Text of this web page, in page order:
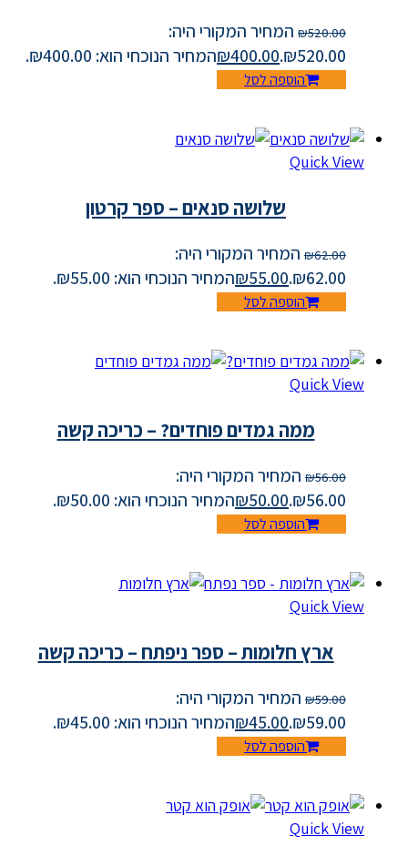
₪520.00
המחיר המקורי היה:
₪520.00.
₪400.00 המחיר הנוכחי הוא: ₪400.00.
הוספה לסל
Quick View
שלושה סנאים – ספר קרטון
₪62.00
המחיר המקורי היה:
₪62.00.
₪55.00 המחיר הנוכחי הוא: ₪55.00.
הוספה לסל
Quick View
ממה גמדים פוחדים? – כריכה קשה
₪56.00
המחיר המקורי היה:
₪56.00.
₪50.00 המחיר הנוכחי הוא: ₪50.00.
הוספה לסל
Quick View
ארץ חלומות – ספר ניפתח – כריכה קשה
₪59.00
המחיר המקורי היה:
₪59.00.
₪45.00 המחיר הנוכחי הוא: ₪45.00.
הוספה לסל
Quick View